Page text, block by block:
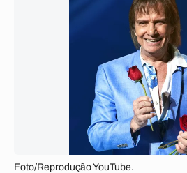
Foto/Reprodução YouTube.